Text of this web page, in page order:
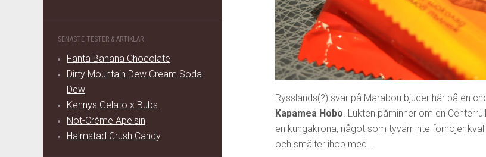
SENASTE TESTER & ARTIKLAR
Fanta Banana Chocolate
Dirty Mountain Dew Cream Soda
Dew
Kennys Gelato x Bubs
Nöt-Créme Apelsin
Halmstad Crush Candy
Rysslands(?) svar på Marabou bjuder här på en
Kapamea Hobo. Lukten påminner om en
en kungakrona, något som tyvärr inte förhöjer
och smälter ihop med …